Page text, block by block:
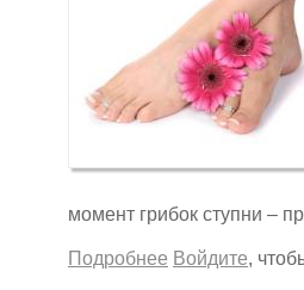
момент грибок ступни –
Подробнее о Грибок стопы –
Войдите,